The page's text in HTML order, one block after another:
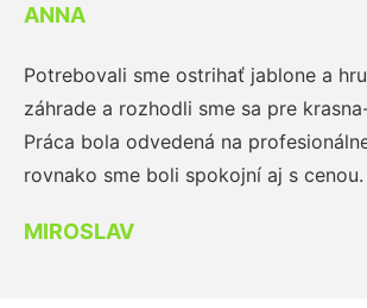
ANNA
Potrebovali sme ostrihať jablone a
záhrade a rozhodli sme sa pre
Práca bola odvedená na
rovnako sme boli spokojní aj s cenou.
MIROSLAV